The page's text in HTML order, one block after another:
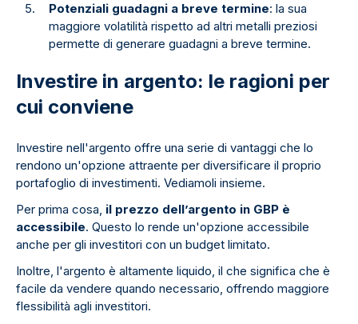
Potenziali guadagni a breve termine: la sua
maggiore volatilità rispetto ad altri metalli preziosi
permette di generare guadagni a breve termine.
Investire in argento: le ragioni per
cui conviene
Investire nell'argento offre una serie di vantaggi che lo
rendono un'opzione attraente per diversificare il proprio
portafoglio di investimenti. Vediamoli insieme.
Per prima cosa, il prezzo dell’argento in GBP è
accessibile. Questo lo rende un'opzione accessibile
anche per gli investitori con un budget limitato.
Inoltre, l'argento è altamente liquido, il che significa che è
facile da vendere quando necessario, offrendo maggiore
flessibilità agli investitori.